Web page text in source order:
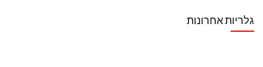
גלריות אחרונות